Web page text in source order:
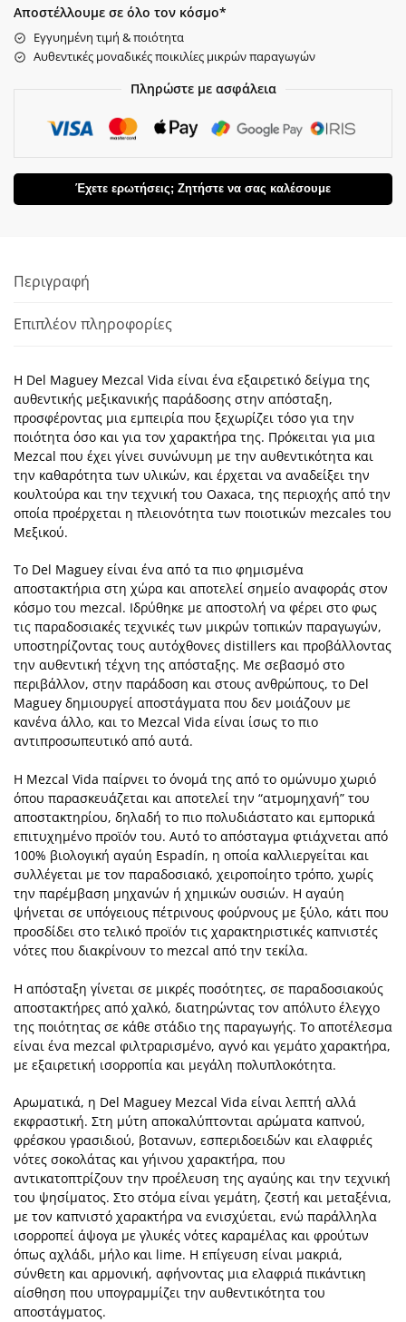
Αποστέλλουμε σε όλο τον κόσμο*
Εγγυημένη τιμή & ποιότητα
Αυθεντικές μοναδικές ποικιλίες μικρών παραγωγών
Πληρώστε με ασφάλεια
Έχετε ερωτήσεις; Ζητήστε να σας καλέσουμε
Περιγραφή
Επιπλέον πληροφορίες
Η Del Maguey Mezcal Vida είναι ένα εξαιρετικό δείγμα της
αυθεντικής μεξικανικής παράδοσης στην απόσταξη,
προσφέροντας μια εμπειρία που ξεχωρίζει τόσο για την
ποιότητα όσο και για τον χαρακτήρα της. Πρόκειται για μια
Mezcal που έχει γίνει συνώνυμη με την αυθεντικότητα και
την καθαρότητα των υλικών, και έρχεται να αναδείξει την
κουλτούρα και την τεχνική του Oaxaca, της περιοχής από την
οποία προέρχεται η πλειονότητα των ποιοτικών mezcales του
Μεξικού.
Το Del Maguey είναι ένα από τα πιο φημισμένα
αποστακτήρια στη χώρα και αποτελεί σημείο αναφοράς στον
κόσμο του mezcal. Ιδρύθηκε με αποστολή να φέρει στο φως
τις παραδοσιακές τεχνικές των μικρών τοπικών παραγωγών,
υποστηρίζοντας τους αυτόχθονες distillers και προβάλλοντας
την αυθεντική τέχνη της απόσταξης. Με σεβασμό στο
περιβάλλον, στην παράδοση και στους ανθρώπους, το Del
Maguey δημιουργεί αποστάγματα που δεν μοιάζουν με
κανένα άλλο, και το Mezcal Vida είναι ίσως το πιο
αντιπροσωπευτικό από αυτά.
Η Mezcal Vida παίρνει το όνομά της από το ομώνυμο χωριό
όπου παρασκευάζεται και αποτελεί την “ατμομηχανή” του
αποστακτηρίου, δηλαδή το πιο πολυδιάστατο και εμπορικά
επιτυχημένο προϊόν του. Αυτό το απόσταγμα φτιάχνεται από
100% βιολογική αγαύη Espadín, η οποία καλλιεργείται και
συλλέγεται με τον παραδοσιακό, χειροποίητο τρόπο, χωρίς
την παρέμβαση μηχανών ή χημικών ουσιών. Η αγαύη
ψήνεται σε υπόγειους πέτρινους φούρνους με ξύλο, κάτι που
προσδίδει στο τελικό προϊόν τις χαρακτηριστικές καπνιστές
νότες που διακρίνουν το mezcal από την τεκίλα.
Η απόσταξη γίνεται σε μικρές ποσότητες, σε παραδοσιακούς
αποστακτήρες από χαλκό, διατηρώντας τον απόλυτο έλεγχο
της ποιότητας σε κάθε στάδιο της παραγωγής. Το αποτέλεσμα
είναι ένα mezcal φιλτραρισμένο, αγνό και γεμάτο χαρακτήρα,
με εξαιρετική ισορροπία και μεγάλη πολυπλοκότητα.
Αρωματικά, η Del Maguey Mezcal Vida είναι λεπτή αλλά
εκφραστική. Στη μύτη αποκαλύπτονται αρώματα καπνού,
φρέσκου γρασιδιού, βοτανων, εσπεριδοειδών και ελαφριές
νότες σοκολάτας και γήινου χαρακτήρα, που
αντικατοπτρίζουν την προέλευση της αγαύης και την τεχνική
του ψησίματος. Στο στόμα είναι γεμάτη, ζεστή και μεταξένια,
με τον καπνιστό χαρακτήρα να ενισχύεται, ενώ παράλληλα
ισορροπεί άψογα με γλυκές νότες καραμέλας και φρούτων
όπως αχλάδι, μήλο και lime. Η επίγευση είναι μακριά,
σύνθετη και αρμονική, αφήνοντας μια ελαφριά πικάντικη
αίσθηση που υπογραμμίζει την αυθεντικότητα του
αποστάγματος.